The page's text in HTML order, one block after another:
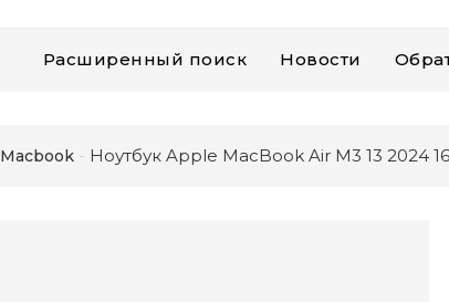
Расширенный поиск Новости
Macbook Ноутбук Apple MacBook Air M3 13 2024